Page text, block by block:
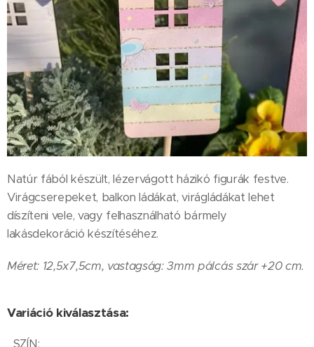
Natúr fából készült, lézervágott házikó figurák festve.
Virágcserepeket, balkon ládákat, virágládákat lehet
díszíteni vele, vagy felhasználható bármely
lakásdekoráció készítéséhez.
Méret: 12,5x7,5cm, vastagság: 3mm pálcás szár +20 cm.
Variáció kiválasztása:
SZÍN: